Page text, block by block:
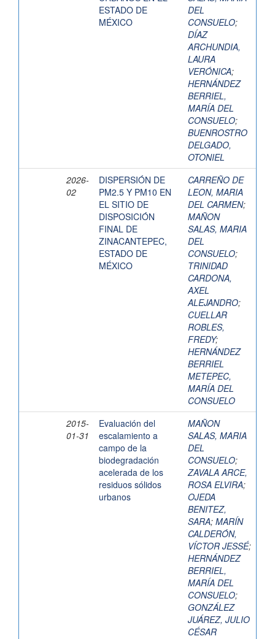
ESTADO DE
MÉXICO
DEL
CONSUELO;
DÍAZ
ARCHUNDIA,
LAURA
VERÓNICA;
HERNÁNDEZ
BERRIEL,
MARÍA DEL
CONSUELO;
BUENROSTRO
DELGADO,
OTONIEL
2026-
02
DISPERSIÓN DE
PM2.5 Y PM10 EN
EL SITIO DE
DISPOSICIÓN
FINAL DE
ZINACANTEPEC,
ESTADO DE
MÉXICO
CARREÑO DE
LEON, MARIA
DEL CARMEN;
MAÑON
SALAS, MARIA
DEL
CONSUELO;
TRINIDAD
CARDONA,
AXEL
ALEJANDRO;
CUELLAR
ROBLES,
FREDY;
HERNÁNDEZ
BERRIEL
METEPEC,
MARÍA DEL
CONSUELO
2015-
01-31
Evaluación del
escalamiento a
campo de la
biodegradación
acelerada de los
residuos sólidos
urbanos
MAÑON
SALAS, MARIA
DEL
CONSUELO;
ZAVALA ARCE,
ROSA ELVIRA;
OJEDA
BENITEZ,
SARA; MARÍN
CALDERÓN,
VÍCTOR JESSÉ;
HERNÁNDEZ
BERRIEL,
MARÍA DEL
CONSUELO;
GONZÁLEZ
JUÁREZ, JULIO
CÉSAR